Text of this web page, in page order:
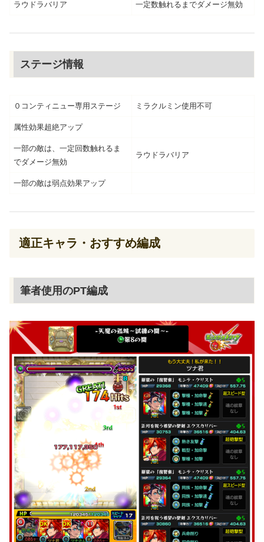
ラウドラバリア 一定数触れるまでダメージ無効
ステージ情報
０コンティニュー専用ステージ ミラクルミン使用不可
属性効果超絶アップ
一部の敵は、一定回数触れるま
でダメージ無効
ラウドラバリア
一部の敵は弱点効果アップ
適正キャラ・おすすめ編成
筆者使用のPT編成